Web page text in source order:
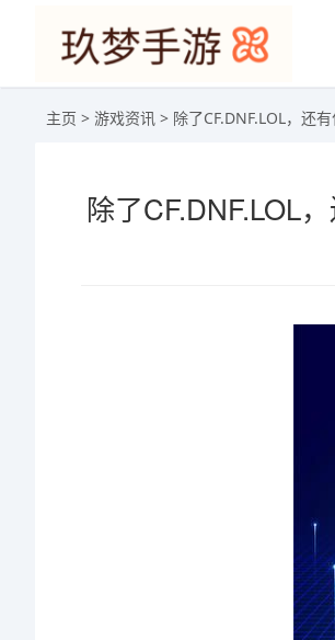
主页 > 游戏资讯 > 除了CF.DNF.LOL，还
除了CF.DNF.LOL